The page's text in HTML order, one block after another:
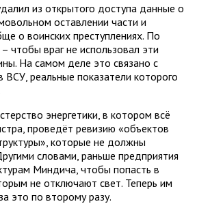
из открытого доступа данные о
оставлении части и
о воинских преступлениях. По
чтобы враг не использовал эти
На самом деле это связано с
реальные показатели которого
энергетики, в котором всё
проведёт ревизию «объектов
которые не должны
словами, раньше предприятия
Миндича, чтобы попасть в
не отключают свет. Теперь им
это по второму разу.